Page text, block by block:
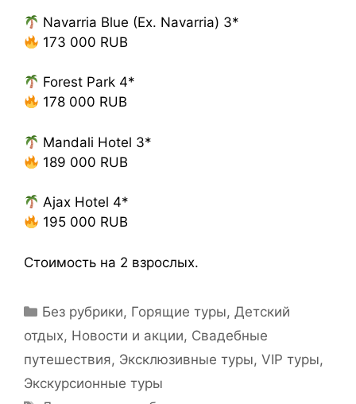
Navarria Blue (Ex. Navarria) 3*
173 000 RUB
Forest Park 4*
178 000 RUB
Mandali Hotel 3*
189 000 RUB
Ajax Hotel 4*
195 000 RUB
Стоимость на 2 взрослых.
Без рубрики, Горящие туры,Детский
отдых, Новости и акции, Свадебные
путешествия, Эксклюзивные туры, VIP туры,
Экскурсионные туры